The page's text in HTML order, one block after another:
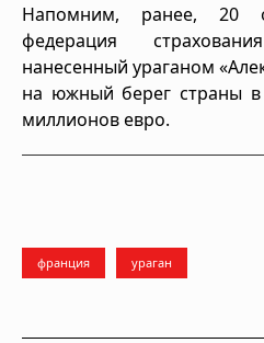
Напомним, ранее, 20
федерация
нанесенный ураганом
на южный берег страны в
миллионов евро.
франция ураган